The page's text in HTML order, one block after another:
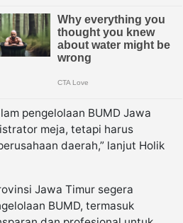
pengelolaan BUMD Jawa
meja, tetapi harus
daerah,” lanjut Holik
Jawa Timur segera
BUMD, termasuk